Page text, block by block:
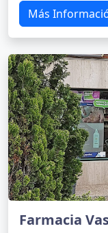
Más
Farmacia